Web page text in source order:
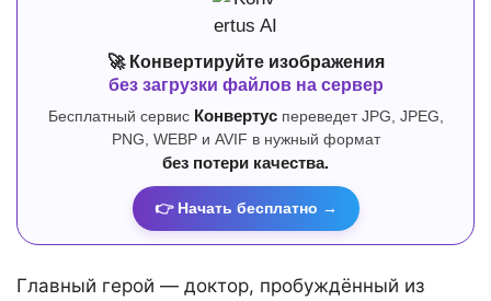
🚀 Конвертируйте изображения
без загрузки файлов на сервер
Бесплатный сервис Конвертуспереведет JPG, JPEG,
PNG, WEBP и AVIF в нужный формат
без потери качества.
👉 Начать бесплатно →
Главный герой — доктор, пробуждённый из